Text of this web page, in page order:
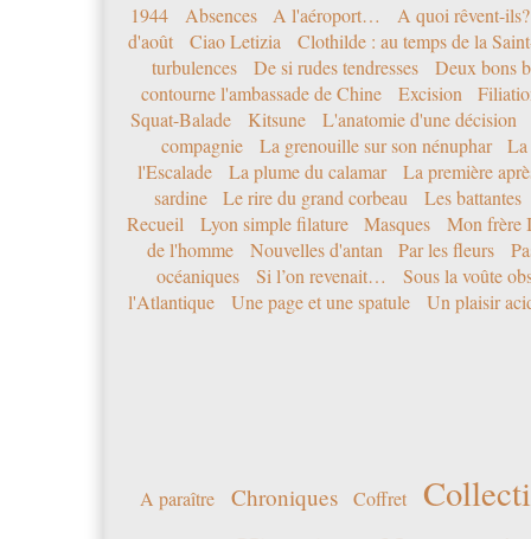
1944 Absences A l'aéroport…
A quoi rêvent-ils?
d'août
Ciao Letizia
Clothilde : au temps de la
turbulences
De si rudes tendresses
Deux bons
contourne l'ambassade de Chine
Excision
Squat-Balade
Kitsune
L'anatomie d'une décision
compagnie
La grenouille sur son nénuphar
l'Escalade
La plume du calamar
La première
sardine
Le rire du grand corbeau
Les battantes
Recueil
Lyon simple filature Masques
Mon frère
de l'homme
Nouvelles d'antan Par les fleurs
océaniques
Si l’on revenait…
Sous la voûte
l'Atlantique
Une page et une spatule Un plaisir
A paraître Chroniques Coffret